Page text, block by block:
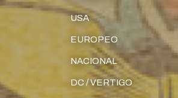
USA
EUROPEO
NACIONAL
DC / VERTIGO